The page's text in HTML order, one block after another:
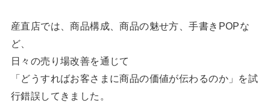
産直店では、商品構成、商品の魅せ方、手書きPOPな
ど、
日々の売り場改善を通じて
「どうすればお客さまに商品の価値が伝わるのか」を試
行錯誤してきました。